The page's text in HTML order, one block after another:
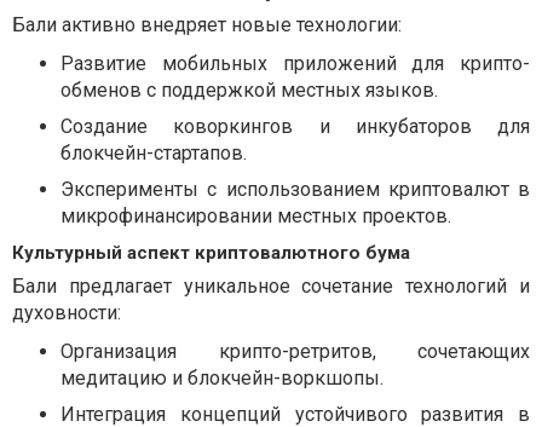
Бали активно внедряет новые технологии:
Развитие мобильных приложений для крипто-
обменов с поддержкой местных языков.
Создание коворкингов и инкубаторов для
блокчейн-стартапов.
Эксперименты с использованием криптовалют в
микрофинансировании местных проектов.
Культурный аспект криптовалютного бума
Бали предлагает уникальное сочетание технологий и
духовности:
Организация крипто-ретритов, сочетающих
медитацию и блокчейн-воркшопы.
Интеграция концепций устойчивого развития в